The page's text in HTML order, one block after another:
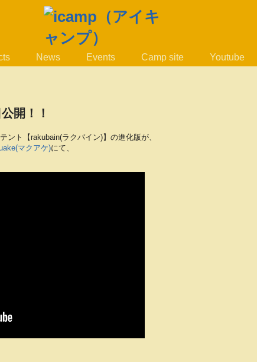
News Events Camp site Youtube
開！！
ント 【rakubain(ラクバイン)】 の進化版が、
マクアケ)にて、